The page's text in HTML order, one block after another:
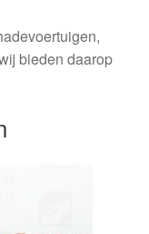
bieden daarop